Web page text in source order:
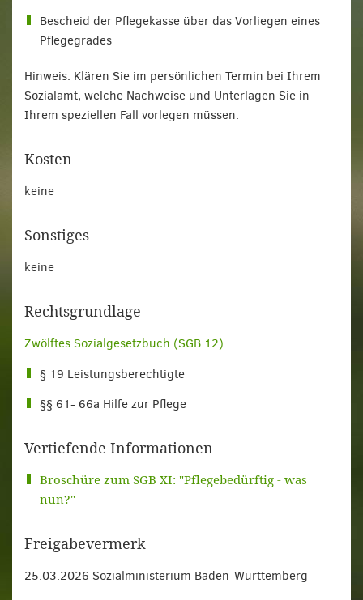
Bescheid der Pflegekasse über das Vorliegen eines
Pflegegrades
Hinweis: Klären Sie im persönlichen Termin bei Ihrem
Sozialamt, welche Nachweise und Unterlagen Sie in
Ihrem speziellen Fall vorlegen müssen.
Kosten
keine
Sonstiges
keine
Rechtsgrundlage
Zwölftes Sozialgesetzbuch (SGB 12)
§ 19 Leistungsberechtigte
§§ 61- 66a Hilfe zur Pflege
Vertiefende Informationen
Broschüre zum SGB XI: "Pflegebedürftig - was
nun?"
Freigabevermerk
25.03.2026 Sozialministerium Baden-Württemberg